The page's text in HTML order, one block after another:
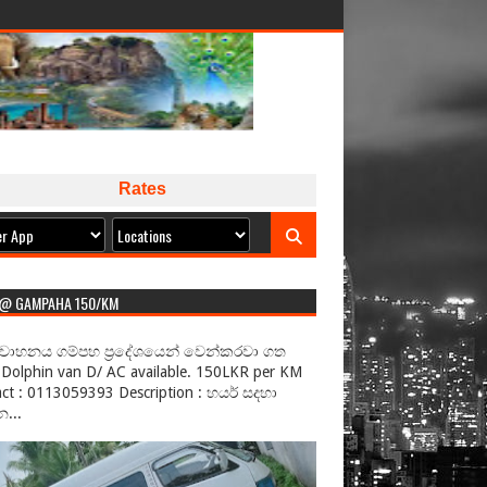
Rates
GAMPAHA 150/KM
ගම්පහ ප්‍රදේශයෙන් වෙන්කරවා ගත
van D/ AC available. 150LKR per KM
: 0113059393 Description : හයර් සදහා